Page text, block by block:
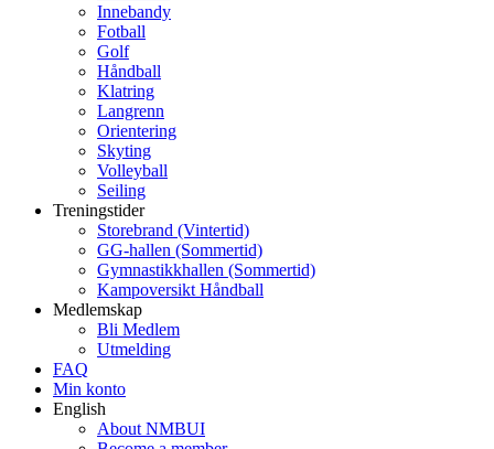
Innebandy
Fotball
Golf
Håndball
Klatring
Langrenn
Orientering
Skyting
Volleyball
Seiling
Treningstider
Storebrand (Vintertid)
GG-hallen (Sommertid)
Gymnastikkhallen (Sommertid)
Kampoversikt Håndball
Medlemskap
Bli Medlem
Utmelding
FAQ
Min konto
English
About NMBUI